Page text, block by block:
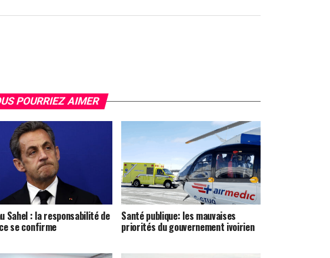
POURRIEZ AIMER
Sahel : la responsabilité de
se confirme
Santé publique: les mauvaises
priorités du gouvernement ivoirien